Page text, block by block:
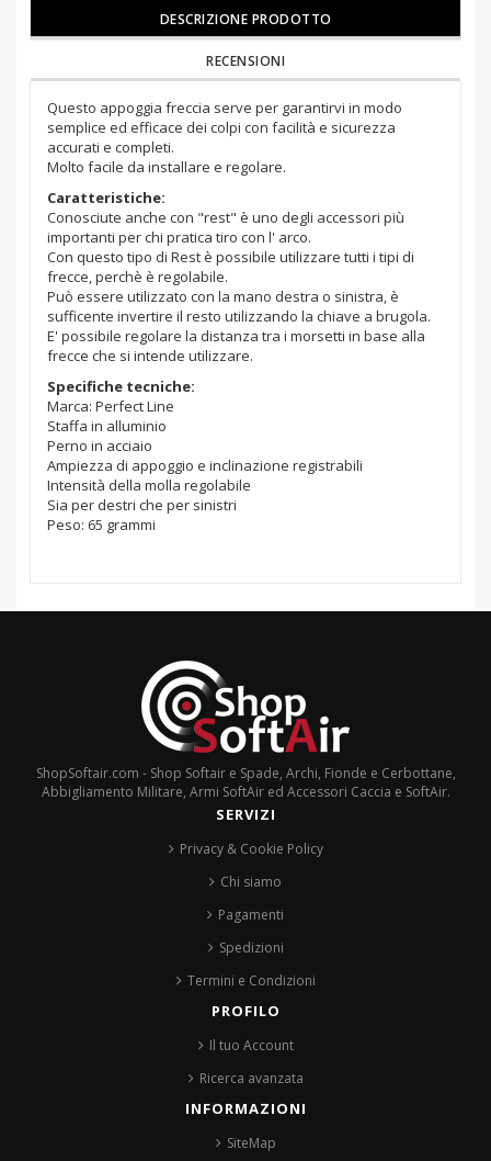
DESCRIZIONE PRODOTTO
RECENSIONI
Questo appoggia freccia serve per garantirvi in modo
semplice ed efficace dei colpi con facilità e sicurezza
accurati e completi.
Molto facile da installare e regolare.
Caratteristiche:
Conosciute anche con "rest" è uno degli accessori più
importanti per chi pratica tiro con l' arco.
Con questo tipo di Rest è possibile utilizzare tutti i tipi di
frecce, perchè è regolabile.
Può essere utilizzato con la mano destra o sinistra, è
sufficente invertire il resto utilizzando la chiave a brugola.
E' possibile regolare la distanza tra i morsetti in base alla
frecce che si intende utilizzare.
Specifiche tecniche:
Marca: Perfect Line
Staffa in alluminio
Perno in acciaio
Ampiezza di appoggio e inclinazione registrabili
Intensità della molla regolabile
Sia per destri che per sinistri
Peso: 65 grammi
ShopSoftair.com - Shop Softair e Spade, Archi, Fionde e Cerbottane,
Abbigliamento Militare, Armi SoftAir ed Accessori Caccia e SoftAir.
SERVIZI
Privacy & Cookie Policy
Chi siamo
Pagamenti
Spedizioni
Termini e Condizioni
PROFILO
Il tuo Account
Ricerca avanzata
INFORMAZIONI
SiteMap